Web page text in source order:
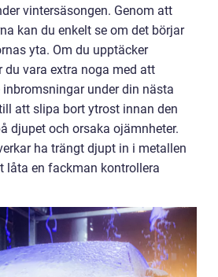
vintersäsongen. Genom att
kan du enkelt se om det börjar
yta. Om du upptäcker
du vara extra noga med att
under din nästa
att slipa bort ytrost innan den
djupet och orsaka ojämnheter.
ha trängt djupt in i metallen
låta en fackman kontrollera